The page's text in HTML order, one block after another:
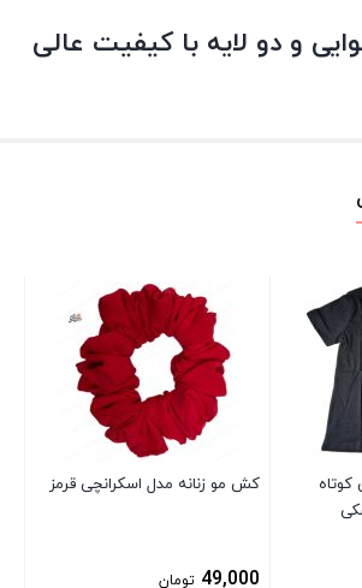
و دو لایه با کیفیت عالی
کش مو زنانه مدل اسکرانچی قرمز
49,000 تومان